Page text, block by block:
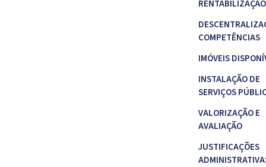
RENTABILIZAÇÃO
COMPETÊNCIAS
IMÓVEIS
INSTALAÇÃO DE
SERVIÇOS
VALORIZAÇÃO E
AVALIAÇÃO
JUSTIFICAÇÕES